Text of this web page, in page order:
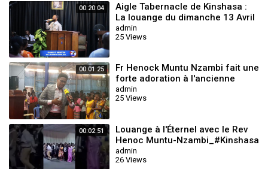
00:20:04
Aigle Tabernacle de Kinshasa :
La louange du dimanche 13 Avril
2025 avec le Frère Seth Mulumba
admin
25 Views
00:01:25
Fr Henock Muntu Nzambi fait une
forte adoration à l'ancienne
mode Au ZoroBabel tabernacle
de K
admin
25 Views
00:02:51
Louange à l'Éternel avec le Rev
Henoc Muntu-Nzambi_#Kinshasa
🔥🔥🔥 #kinshasa
admin
26 Views